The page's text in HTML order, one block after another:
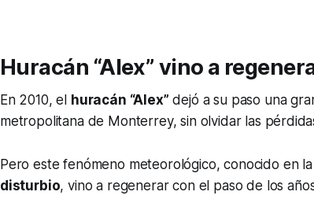
Huracán “Alex” vino a
En 2010, el huracán “Alex” dejó a su paso una
metropolitana de Monterrey, sin olvidar las
Pero este fenómeno meteorológico, conocido en
disturbio, vino a regenerar con el paso de los